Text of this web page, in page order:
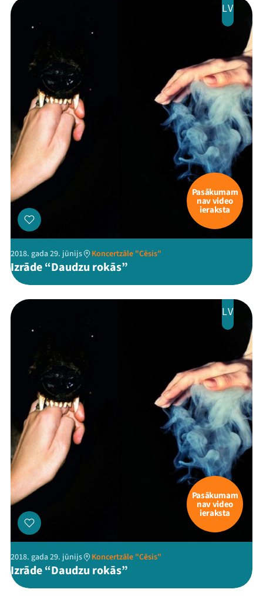
LV
Pasākumam
nav video
ieraksta
2018. gada 29. jūnijs Koncertzāle "Cēsis"
Izrāde “Daudzu rokās”
LV
Pasākumam
nav video
ieraksta
2018. gada 29. jūnijs Koncertzāle "Cēsis"
Izrāde “Daudzu rokās”